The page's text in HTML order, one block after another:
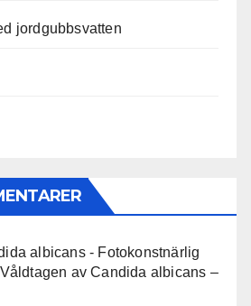
jordgubbsvatten
albicans - Fotokonstnärlig
Våldtagen av Candida albicans –